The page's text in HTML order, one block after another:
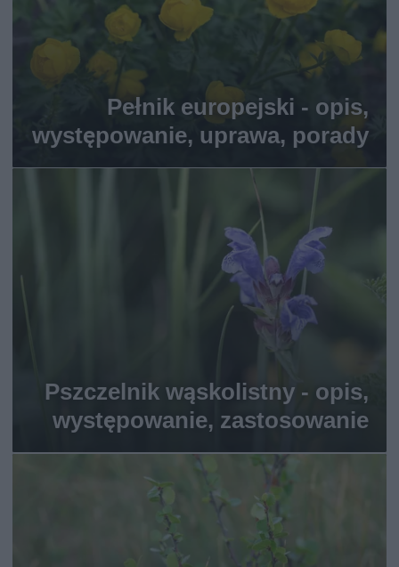
Pełnik europejski - opis,
występowanie, uprawa, porady
Pszczelnik wąskolistny - opis,
występowanie, zastosowanie